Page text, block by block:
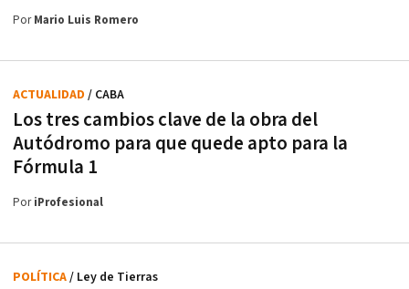
PorMario Luis Romero
Los tres cambios clave de la obra del
Autódromo para que quede apto para la
Fórmula 1
ACTUALIDAD / CABA
PoriProfesional
POLÍTICA/ Ley de Tierras